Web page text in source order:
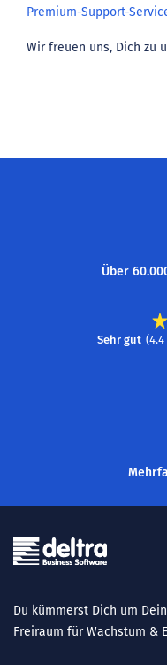
Premium-Support-
Wir freuen uns, Dich zu
Über
Sehr gut (4.4
Du kümmerst Dich um
Freiraum für Wachstum &